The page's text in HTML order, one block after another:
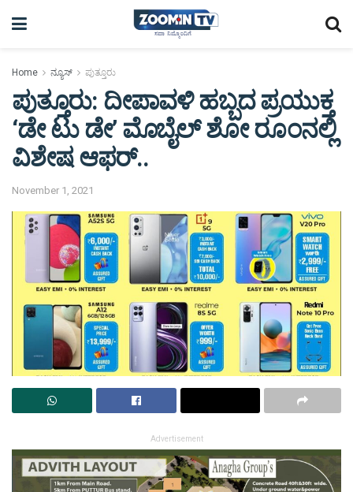
Home ನ್ಯೂಸ್ ಪುತ್ತೂರು
ಪುತ್ತೂರು: ದೀಪಾವಳಿ ಹಬ್ಬದ ಪ್ರಯುಕ್ತ
‘ಡೇ ಟು ಡೇ’ ಮೊಬೈಲ್ ಶೋ ರೂಂನಲ್ಲಿ
ವಿಶೇಷ ಆಫರ್..
November 1, 2021
Advertisement